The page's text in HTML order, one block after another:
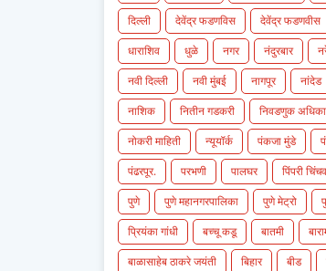
दिल्ली
देवेंद्र फडणविस
देवेंद्र फडणवीस
धाराशिव
धुळे नगर नंदुरबार
नवी दिल्ली
नवी मुंबई नागपूर
नांदेड
नाशिक
नितीन गडकरी
निवडणुक
नोकरी माहिती
न्यूयॉर्क पंकजा मुंडे
पंढरपूर.
परभणी पालघर
पिंपरी
पुणे
पुणे महानगरपालिका पुणे मेट्रो
प्रियंका गांधी
बच्चू कडू बातमी
बाळासाहेब ठाकरे जयंती
बिहार बीड